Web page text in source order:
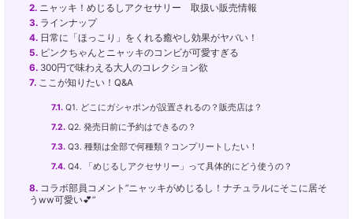
2. ニャッキ！めじるしアクセサリー 取扱い販売情報
3. ラインナップ
4. 日常に「ほっこり」をくれる癒やし効果がヤバい！
5. ピンクちゃんとニャッキのコンビが可愛すぎる
6. 300円で味わえる大人のコレクション欲
7. ここが知りたい！Q&A
7.1. Q1. どこにガシャポンが設置されるの？販売店は？
7.2. Q2. 発売日前に予約はできるの？
7.3. Q3. 種類は全部で何種類？コンプリートしたい！
7.4. Q4. 「めじるしアクセサリー」って具体的にどう使うの？
8. コラボ部員コメント”ニャッキがめじるし！ナチュラルにそこに居そ
うww可愛い💕”